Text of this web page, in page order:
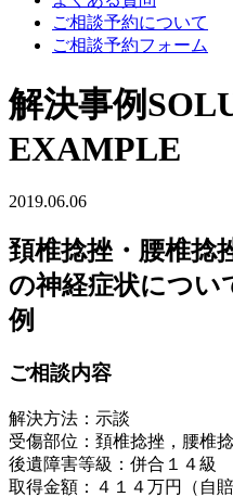
ご相談予約について
ご相談予約フォーム
解決事例
EXAMPLE
2019.06.06
頚椎捻挫・腰椎捻
の神経症状につい
例
ご相談内容
解決方法：示談
受傷部位：頚椎捻挫，腰椎
後遺障害等級：併合１４級
取得金額：４１４万円（自